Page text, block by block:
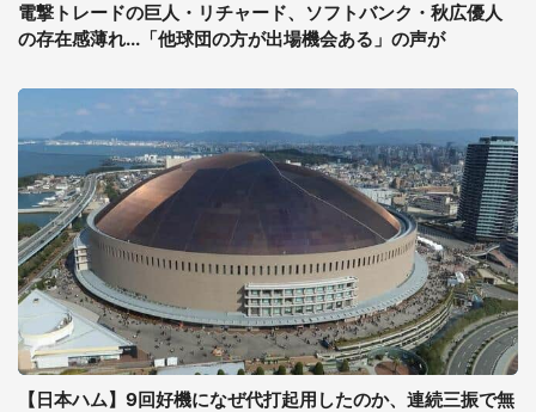
電撃トレードの巨人・リチャード、ソフトバンク・秋広優人
の存在感薄れ...「他球団の方が出場機会ある」の声が
【日本ハム】9回好機になぜ代打起用したのか、連続三振で無